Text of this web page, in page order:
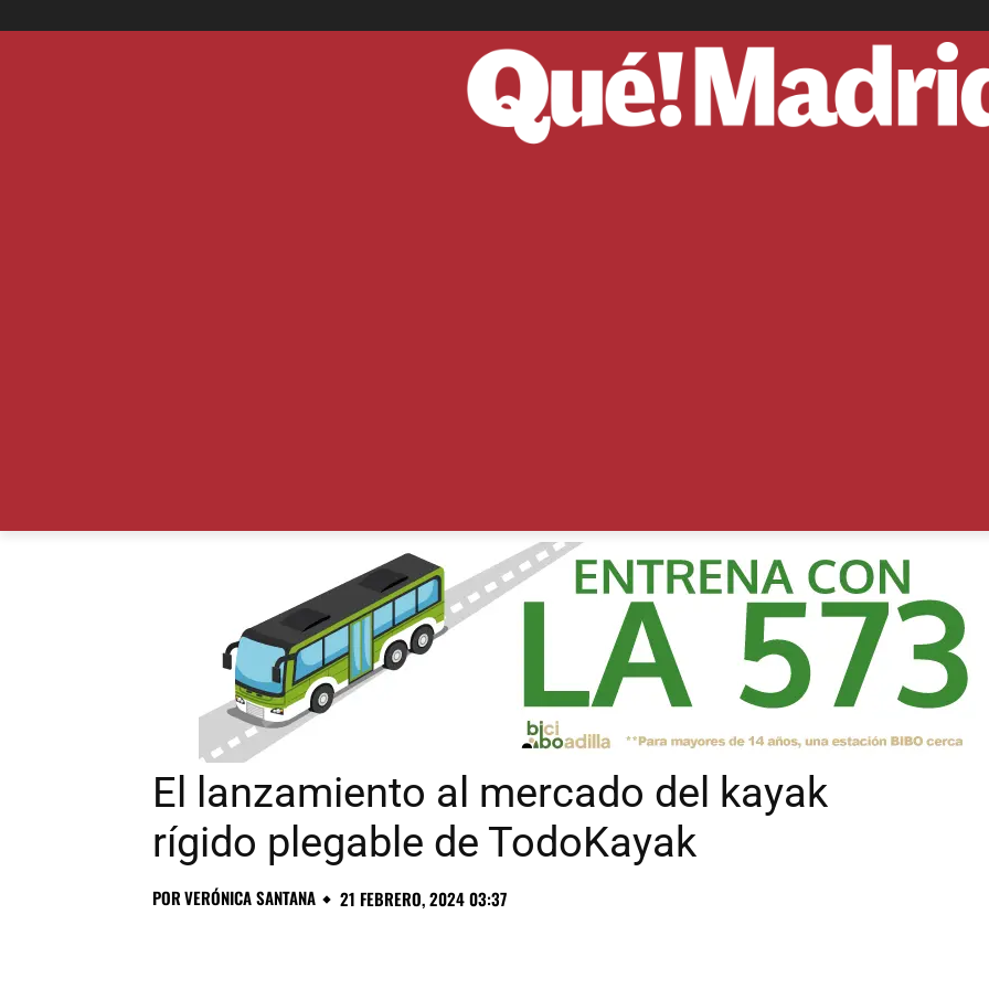
El lanzamiento al mercado del kayak
rígido plegable de TodoKayak
PORVERÓNICA SANTANA 21 FEBRERO, 2024 03:37